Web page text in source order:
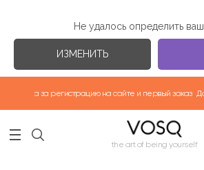
Не удалось определить
ИЗМЕНИТЬ
за регистрацию на сайте и первый заказ
ВЕРХНЯЯ ОДЕЖДА "ВЕСНА-ЛЕТО
НОВАЯ КОЛЛЕКЦИЯthe art of being yourself